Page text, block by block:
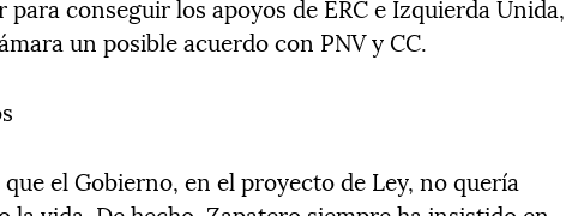
conseguir los apoyos de ERC e Izquierda Unida,
un posible acuerdo con PNV y CC.
el Gobierno, en el proyecto de Ley, no quería